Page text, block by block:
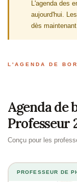
L'agenda des
aujourd'hui.
dès
L'AGENDA DE
Agenda de
Professeur
Conçu pour les
PROFESSEUR DE